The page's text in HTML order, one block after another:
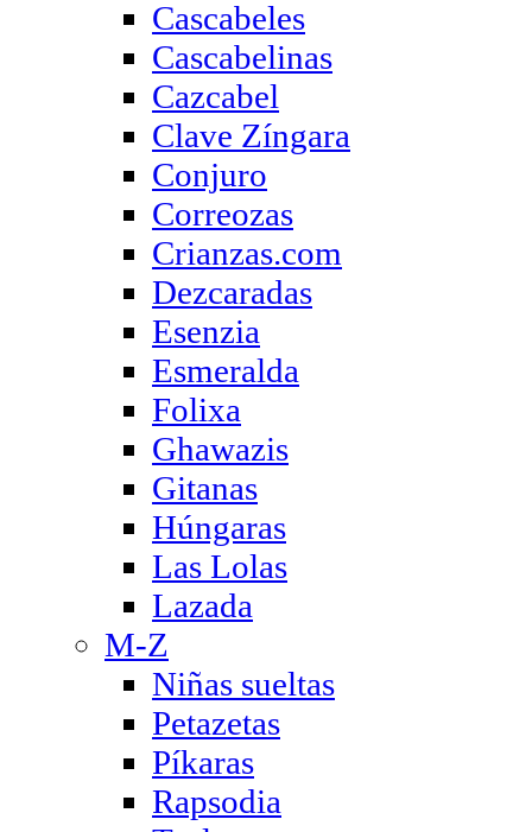
Cascabeles
Cascabelinas
Cazcabel
Clave Zíngara
Conjuro
Correozas
Crianzas.com
Dezcaradas
Esenzia
Esmeralda
Folixa
Ghawazis
Gitanas
Húngaras
Las Lolas
Lazada
M-Z
Niñas sueltas
Petazetas
Píkaras
Rapsodia